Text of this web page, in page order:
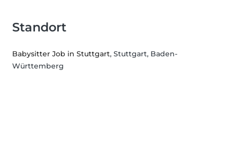
Standort
Babysitter Job in Stuttgart, Stuttgart, Baden-
Württemberg